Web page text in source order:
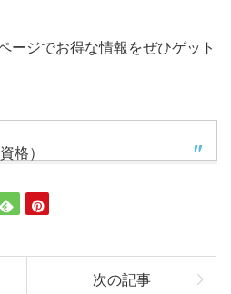
ージでお得な情報をぜひゲット
格）
次の記事